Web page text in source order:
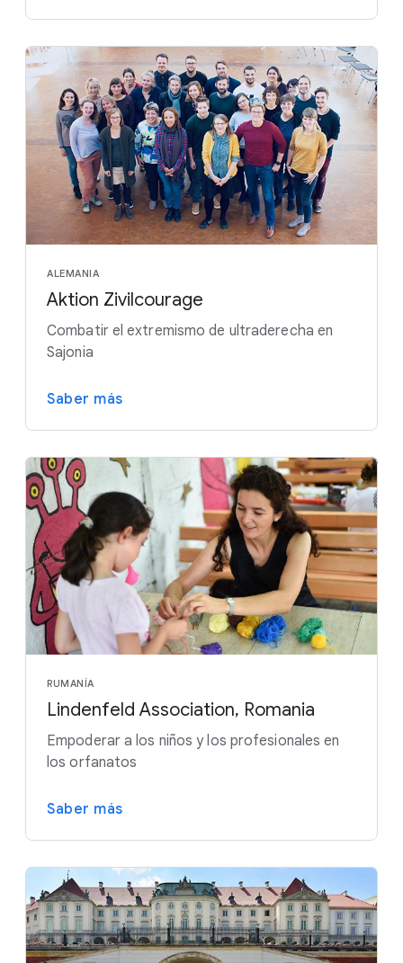
ALEMANIA
Aktion Zivilcourage
Combatir el extremismo de ultraderecha en
Sajonia
Saber más
RUMANÍA
Lindenfeld Association, Romania
Empoderar a los niños y los profesionales en
los orfanatos
Saber más